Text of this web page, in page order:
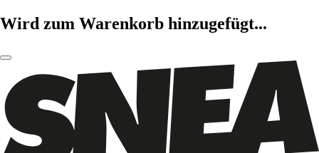
Wird zum Warenkorb hinzugefügt...